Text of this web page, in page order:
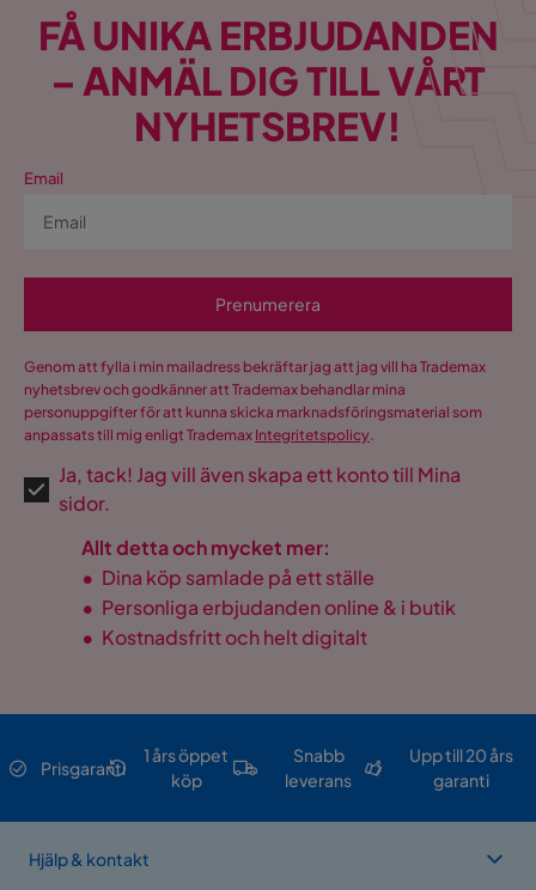
FÅ UNIKA ERBJUDANDEN
– ANMÄL DIG TILL VÅRT
NYHETSBREV!
Email
Prenumerera
Genom att fylla i min mailadress bekräftar jag att jag vill ha Trademax
nyhetsbrev och godkänner att Trademax behandlar mina
personuppgifter för att kunna skicka marknadsföringsmaterial som
anpassats till mig enligt Trademax Integritetspolicy.
Ja, tack! Jag vill även skapa ett konto till Mina
sidor.
Allt detta och mycket mer:
• Dina köp samlade på ett ställe
• Personliga erbjudanden online & i butik
• Kostnadsfritt och helt digitalt
Prisgaranti
1 års öppet
köp
Snabb
leverans
Upp till 20 års
garanti
Hjälp & kontakt